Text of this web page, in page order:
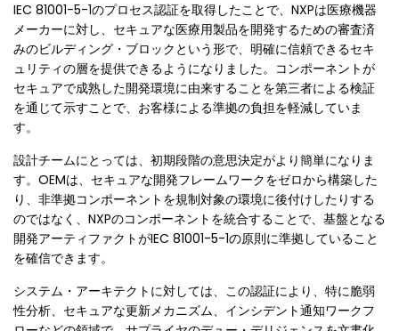
IEC 81001-5-1のプロセス認証を取得したことで、NXPは医療機器
メーカーに対し、セキュアな医療用製品を開発するための審査済
みのビルディング・ブロックという形で、明確に信頼できるセキ
ュリティの層を提供できるようになりました。コンポーネントが
セキュアで成熟した開発環境に由来することを第三者による検証
を通じて示すことで、お客様による準拠の負担を軽減していま
す。
設計チームにとっては、初期段階の意思決定がより簡単になりま
す。OEMは、セキュアな開発フレームワークをゼロから構築した
り、非準拠コンポーネントを規制対象の環境に後付けしたりする
のではなく、NXPのコンポーネントを統合することで、基盤となる
開発アーティファクトがIEC 81001-5-1の原則に準拠していること
を確信できます。
システム・アーキテクトに対しては、この認証により、特に脆弱
性分析、セキュアな更新メカニズム、インシデント通知ワークフ